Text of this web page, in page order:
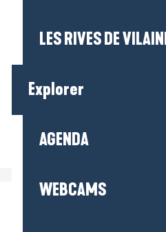
LES RIVES DE
Explorer
AGENDA
WEBCAMS